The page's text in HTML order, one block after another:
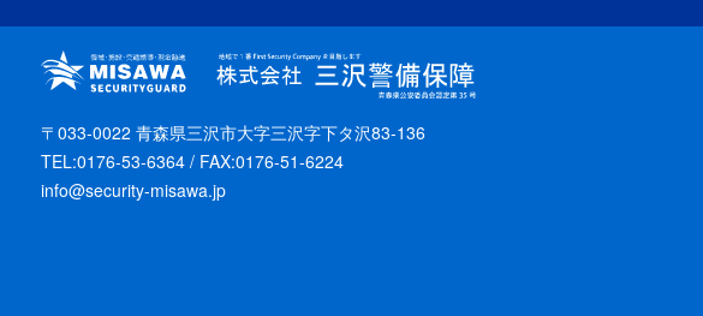
〒033-0022 青森県三沢市大字三沢字下タ沢83-136
TEL:0176-53-6364 / FAX:0176-51-6224
info@security-misawa.jp